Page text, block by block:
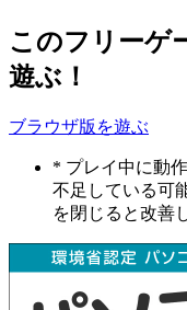
このフリーゲ
遊ぶ！
ブラウザ版を遊ぶ
* プレイ中に動
不足している可
を閉じると改善